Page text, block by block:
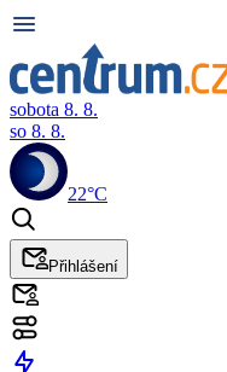
sobota 8. 8.
so 8. 8.
22°C
Přihlášení